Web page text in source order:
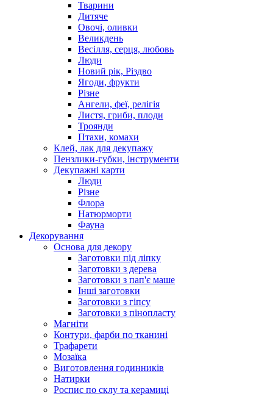
Тварини
Дитяче
Овочі, оливки
Великдень
Весілля, серця, любовь
Люди
Новий рік, Різдво
Ягоди, фрукти
Різне
Ангели, феї, релігія
Листя, гриби, плоди
Троянди
Птахи, комахи
Клей, лак для декупажу
Пензлики-губки, інструменти
Декупажні карти
Люди
Різне
Флора
Натюрморти
Фауна
Декорування
Основа для декору
Заготовки під ліпку
Заготовки з дерева
Заготовки з пап'є маше
Інші заготовки
Заготовки з гіпсу
Заготовки з пінопласту
Магніти
Контури, фарби по тканині
Трафарети
Мозаїка
Виготовлення годинників
Натирки
Роспис по склу та керамиці